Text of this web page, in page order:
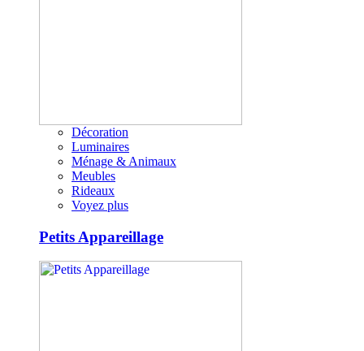
Décoration
Luminaires
Ménage & Animaux
Meubles
Rideaux
Voyez plus
Petits Appareillage